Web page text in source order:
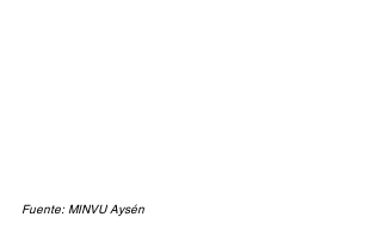
Fuente: MINVU Aysén